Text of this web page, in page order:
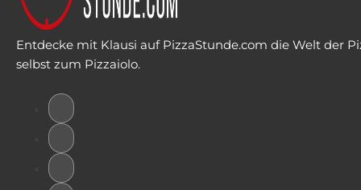
Entdecke mit Klausi auf PizzaStunde.com die Welt der
selbst zum Pizzaiolo.